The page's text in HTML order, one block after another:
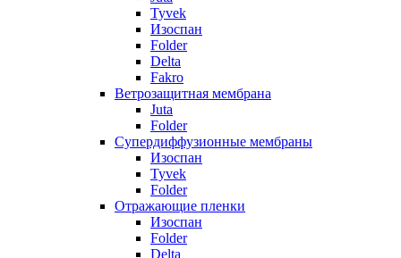
Tyvek
Изоспан
Folder
Delta
Fakro
Ветрозащитная мембрана
Juta
Folder
Супердиффузионные мембраны
Изоспан
Tyvek
Folder
Отражающие пленки
Изоспан
Folder
Delta